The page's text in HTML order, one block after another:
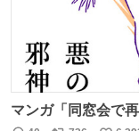
マンガ「同窓会で